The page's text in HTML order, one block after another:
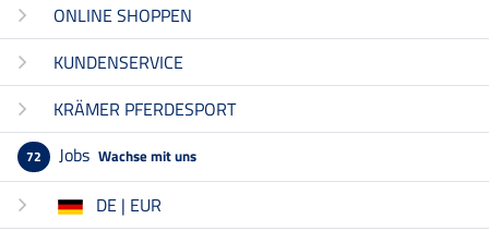
ONLINE SHOPPEN
KUNDENSERVICE
KRÄMER PFERDESPORT
72 Jobs Wachse mit uns
DE | EUR